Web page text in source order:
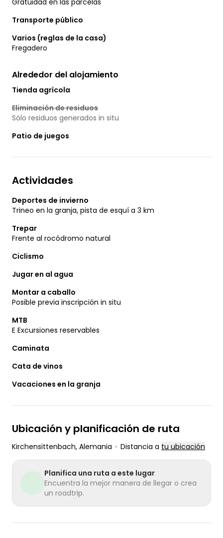
Gratuidad en las parcelas
Transporte público
Varios (reglas de la casa)
Fregadero
Alrededor del alojamiento
Tienda agrícola
Eliminación de residuos
Sólo residuos generados in situ
Patio de juegos
Actividades
Deportes de invierno
Trineo en la granja, pista de esquí a 3 km
Trepar
Frente al rocódromo natural
Ciclismo
Jugar en al agua
Montar a caballo
Posible previa inscripción in situ
MTB
E Excursiones reservables
Caminata
Cata de vinos
Vacaciones en la granja
Ubicación y planificación de ruta
Kirchensittenbach, Alemania • Distancia a tu ubicación
Planifica una ruta a este lugar
Encuentra la mejor manera de llegar o crea
un roadtrip.